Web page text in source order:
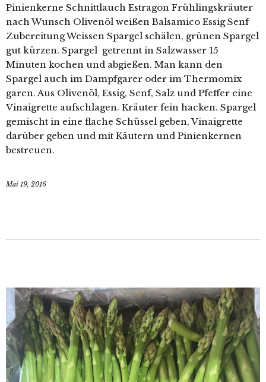
Pinienkerne Schnittlauch Estragon Frühlingskräuter
nach Wunsch Olivenöl weißen Balsamico Essig Senf
Zubereitung Weissen Spargel schälen, grünen Spargel
gut kürzen. Spargel getrennt in Salzwasser 15
Minuten kochen und abgießen. Man kann den
Spargel auch im Dampfgarer oder im Thermomix
garen. Aus Olivenöl, Essig, Senf, Salz und Pfeffer eine
Vinaigrette aufschlagen. Kräuter fein hacken. Spargel
gemischt in eine flache Schüssel geben, Vinaigrette
darüber geben und mit Käutern und Pinienkernen
bestreuen.
Mai 19, 2016